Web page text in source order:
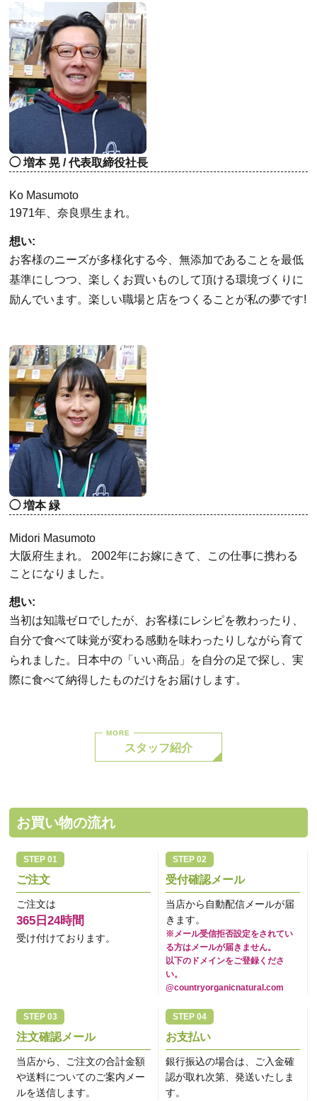
増本 晃 / 代表取締役社長
Ko Masumoto
1971年、奈良県生まれ。
想い:
お客様のニーズが多様化する今、無添加であることを最低
基準にしつつ、楽しくお買いものして頂ける環境づくりに
励んでいます。楽しい職場と店をつくることが私の夢です!
増本 緑
Midori Masumoto
大阪府生まれ。 2002年にお嫁にきて、この仕事に携わる
ことになりました。
想い:
当初は知識ゼロでしたが、お客様にレシピを教わったり、
自分で食べて味覚が変わる感動を味わったりしながら育て
られました。日本中の「いい商品」を自分の足で探し、実
際に食べて納得したものだけをお届けします。
スタッフ紹介
お買い物の流れ
ご注文
ご注文は
365日24時間
受け付けております。
受付確認メール
当店から自動配信メールが届
きます。
※メール受信拒否設定をされてい
る方はメールが届きません。
以下のドメインをご登録くださ
い。
@countryorganicnatural.com
注文確認メール
当店から、ご注文の合計金額
や送料についてのご案内メー
ルを送信します。
お支払い
銀行振込の場合は、ご入金確
認が取れ次第、発送いたしま
す。